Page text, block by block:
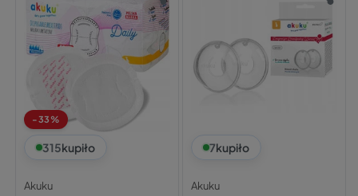
-33%
315kupiło
Akuku
7kupiło
Akuku